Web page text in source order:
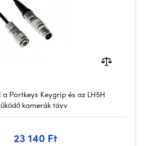
Portkeys Keygrip és az LH5H
kamerák távv
23 140 Ft